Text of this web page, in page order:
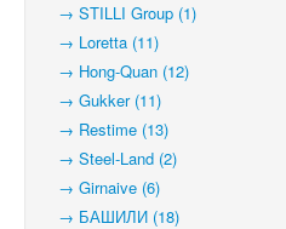
→ STILLI Group (1)
→ Loretta (11)
→ Hong-Quan (12)
→ Gukker (11)
→ Restime (13)
→ Steel-Land (2)
→ Girnaive (6)
→ БАШИЛИ (18)